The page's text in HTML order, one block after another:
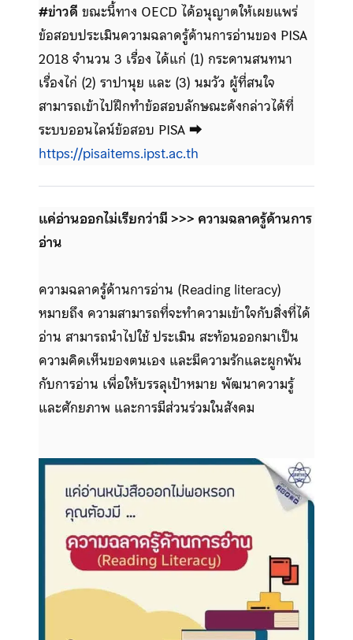
#ข่าวดี ขณะนี้ทาง OECD ได้อนุญาตให้เผยแพร่
ข้อสอบประเมินความฉลาดรู้ด้านการอ่านของ PISA
2018 จำนวน 3 เรื่อง ได้แก่ (1) กระดานสนทนา
เรื่องไก่ (2) ราปานุย และ (3) นมวัว ผู้ที่สนใจ
สามารถเข้าไปฝึกทำข้อสอบลักษณะดังกล่าวได้ที่
ระบบออนไลน์ข้อสอบ PISA ⮕
https://pisaitems.ipst.ac.th
แค่อ่านออกไม่เรียกว่ามี >>> ความฉลาดรู้ด้านการ
อ่าน
ความฉลาดรู้ด้านการอ่าน (Reading literacy)
หมายถึง ความสามารถที่จะทำความเข้าใจกับสิ่งที่ได้
อ่าน สามารถนำไปใช้ ประเมิน สะท้อนออกมาเป็น
ความคิดเห็นของตนเอง และมีความรักและผูกพัน
กับการอ่าน เพื่อให้บรรลุเป้าหมาย พัฒนาความรู้
และศักยภาพ และการมีส่วนร่วมในสังคม